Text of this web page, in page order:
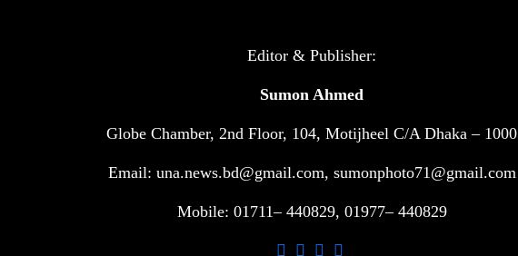
Editor & Publisher:
Sumon Ahmed
Globe Chamber, 2nd Floor, 104, Motijheel C/A Dhaka – 1000
Email: una.news.bd@gmail.com, sumonphoto71@gmail.com
Mobile: 01711– 440829, 01977– 440829